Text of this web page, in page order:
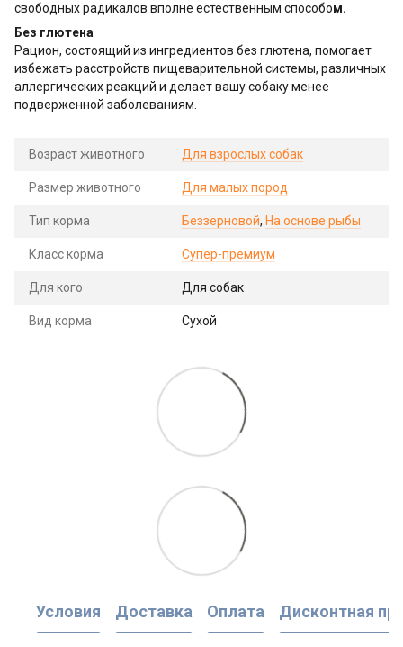
свободных радикалов вполне естественным способом.
Без глютена
Рацион, состоящий из ингредиентов без глютена, помогает
избежать расстройств пищеварительной системы, различных
аллергических реакций и делает вашу собаку менее
подверженной заболеваниям.
Возраст животного Для взрослых собак
Размер животного Для малых пород
Тип корма Беззерновой, На основе рыбы
Класс корма Супер-премиум
Для кого Для собак
Вид корма Сухой
Условия Доставка Оплата Дисконтная